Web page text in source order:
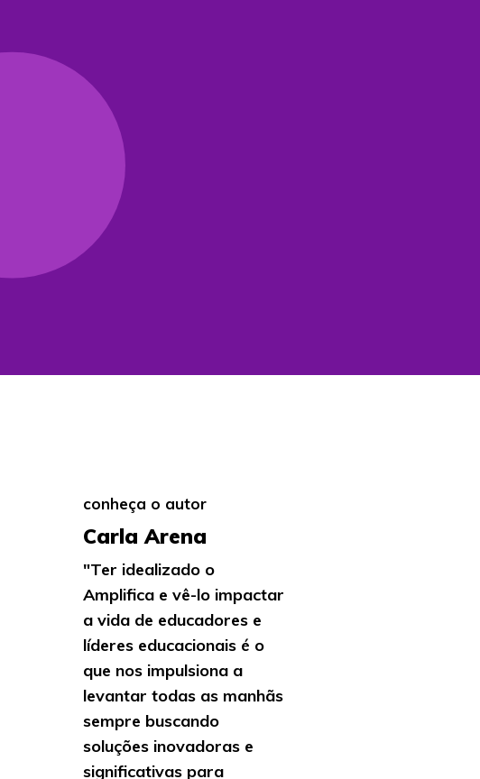
conheça o autor
Carla Arena
"Ter idealizado o
Amplifica e vê-lo impactar
a vida de educadores e
líderes educacionais é o
que nos impulsiona a
levantar todas as manhãs
sempre buscando
soluções inovadoras e
significativas para